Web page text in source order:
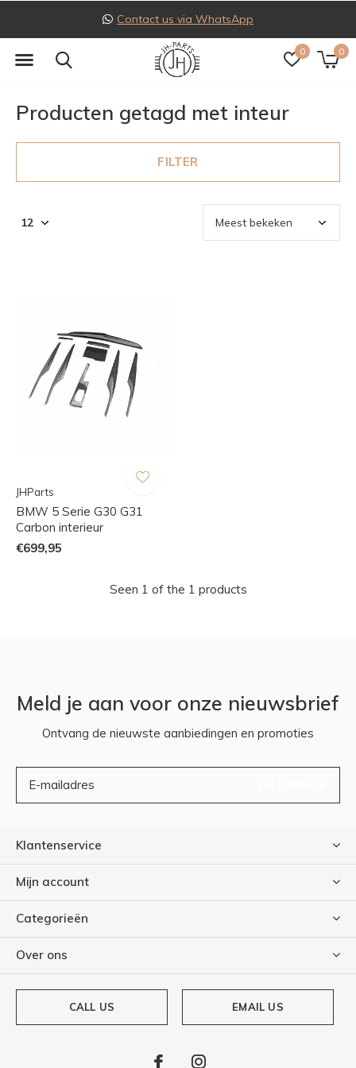
0 0
Contact us via WhatsApp
Producten getagd met inteur
FILTER
JHParts
BMW 5 Serie G30 G31
Carbon interieur
€699,95
Seen 1 of the 1 products
Meld je aan voor onze nieuwsbrief
Ontvang de nieuwste aanbiedingen en promoties
Klantenservice
Mijn account
Categorieën
Over ons
CALL US EMAIL US